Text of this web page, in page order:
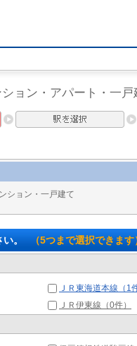
ョン・アパート・一戸
ション・一戸建て
。 （5つまで選択できます
ＪＲ東海道本線（1
ＪＲ伊東線（0件）